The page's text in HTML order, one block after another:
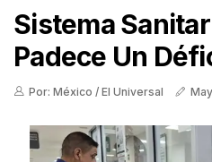
Sistema
Padece Un
Por: México / El Universal